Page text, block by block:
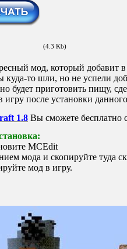
(4.3 Kb)
мод, который добавит
то шли, но не успели
будет приготовить пищу,
игру после установки
1.8 Вы сможете бесплатно
MCEdit
мода и скопируйте туда
мод в игру.